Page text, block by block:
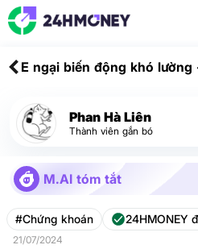
E ngại biến động khó lường
phiếu
Phan Hà Liên
Thành viên gắn bó
M.AI tóm tắt
#Chứng khoán 24HMONEY
21/07/2024